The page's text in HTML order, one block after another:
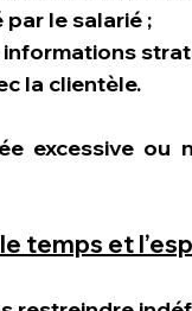
le salarié ;
informations
la clientèle.
excessive ou
temps et